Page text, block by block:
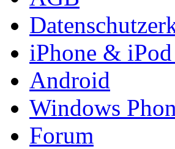
iPhone &
Android
Windows
Forum